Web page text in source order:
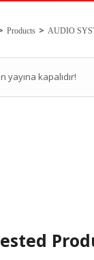
Products AUDIO
yayına kapalıdır!